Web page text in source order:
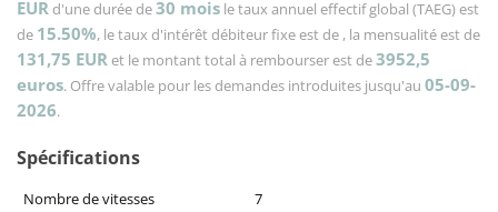
EURd'une durée de30 mois le taux annuel effectif global (TAEG) est
de 15.50%, le taux d'intérêt débiteur fixe est de , la mensualité est de
131,75 EURet le montant total à rembourser est de3952,5
euros. Offre valable pour les demandes introduites jusqu'au 05-09-
2026.
Spécifications
Nombre de vitesses
7